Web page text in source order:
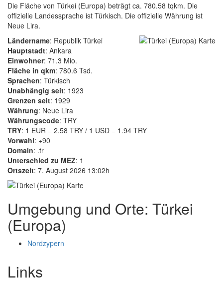
Die Fläche von Türkei (Europa) beträgt ca. 780.58 tqkm. Die
offizielle Landessprache ist Türkisch. Die offizielle Währung ist
Neue Lira.
Ländername: Republik Türkei
Hauptstadt: Ankara
Einwohner: 71.3 Mio.
Fläche in qkm: 780.6 Tsd.
Sprachen: Türkisch
Unabhängig seit: 1923
Grenzen seit: 1929
Währung: Neue Lira
Währungscode: TRY
TRY: 1 EUR = 2.58 TRY / 1 USD = 1.94 TRY
Vorwahl: +90
Domain: .tr
Unterschied zu MEZ: 1
Ortszeit: 7. August 2026 13:02h
Umgebung und Orte: Türkei
(Europa)
Nordzypern
Links